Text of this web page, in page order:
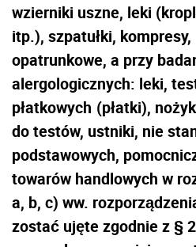
wzierniki uszne, leki
itp.), szpatułki,
opatrunkowe, a przy
alergologicznych: leki,
płatkowych (płatki),
do testów, ustniki, nie
podstawowych,
towarów handlowych w
a, b, c) ww.
zostać ujęte zgodnie z §